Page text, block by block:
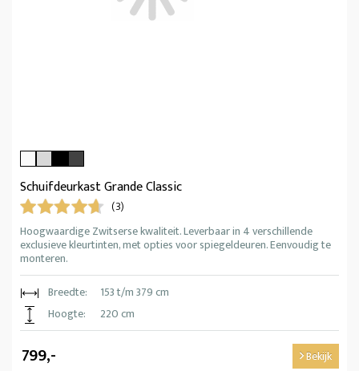
Schuifdeurkast Grande Classic
(3)
Hoogwaardige Zwitserse kwaliteit. Leverbaar in 4 verschillende
exclusieve kleurtinten, met opties voor spiegeldeuren. Eenvoudig te
monteren.
Breedte:
153 t/m 379 cm
Hoogte:
220 cm
799,- Bekijk